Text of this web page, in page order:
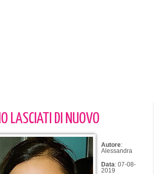
LASCIATI DI NUOVO
Autore:
Alessandra
Data: 07-08-
2019